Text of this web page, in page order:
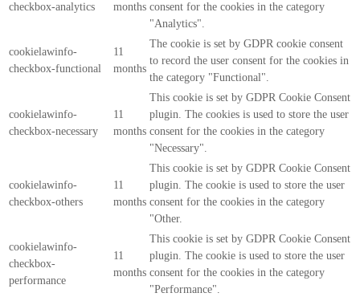
checkbox-analytics
months consent for the cookies in the category
"Analytics".
cookielawinfo-
checkbox-functional
11
months
The cookie is set by GDPR cookie consent
to record the user consent for the cookies in
the category "Functional".
cookielawinfo-
checkbox-necessary
11
months
This cookie is set by GDPR Cookie Consent
plugin. The cookies is used to store the user
consent for the cookies in the category
"Necessary".
cookielawinfo-
checkbox-others
11
months
This cookie is set by GDPR Cookie Consent
plugin. The cookie is used to store the user
consent for the cookies in the category
"Other.
cookielawinfo-
checkbox-
performance
11
months
This cookie is set by GDPR Cookie Consent
plugin. The cookie is used to store the user
consent for the cookies in the category
"Performance".